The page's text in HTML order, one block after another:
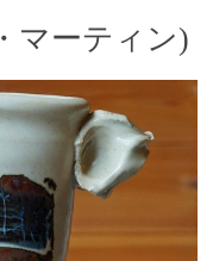
マーティン)